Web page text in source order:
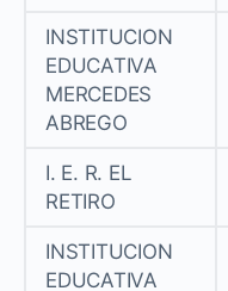
INSTITUCION
EDUCATIVA
MERCEDES
ABREGO
I. E. R. EL
RETIRO
INSTITUCION
EDUCATIVA